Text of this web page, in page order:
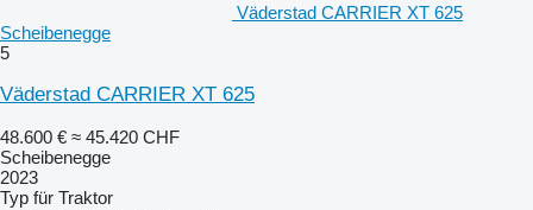
Väderstad CARRIER XT 625
Scheibenegge
5
Väderstad CARRIER XT 625
48.600 € ≈ 45.420 CHF
Scheibenegge
2023
Typ für Traktor